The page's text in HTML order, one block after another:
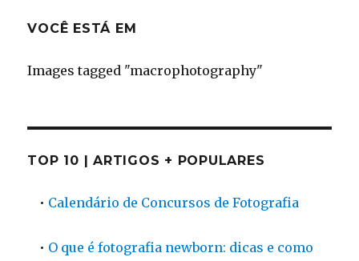
VOCÊ ESTÁ EM
Images tagged "macrophotography"
TOP 10 | ARTIGOS + POPULARES
• Calendário de Concursos de Fotografia
• O que é fotografia newborn: dicas e como